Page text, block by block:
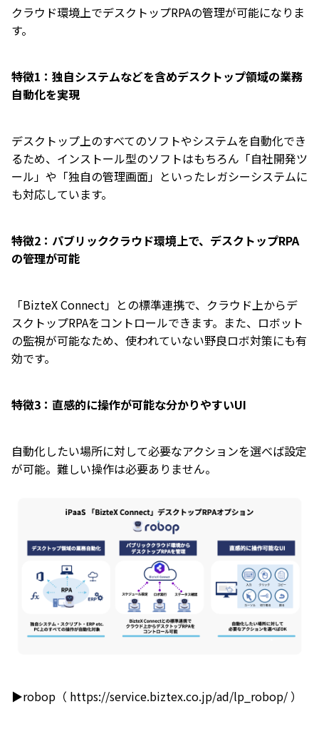
クラウド環境上でデスクトップRPAの管理が可能になりま
す。
特徴1：独自システムなどを含めデスクトップ領域の業務
自動化を実現
デスクトップ上のすべてのソフトやシステムを自動化でき
るため、インストール型のソフトはもちろん「自社開発ツ
ール」や「独自の管理画面」といったレガシーシステムに
も対応しています。
特徴2：パブリッククラウド環境上で、デスクトップRPA
の管理が可能
「BizteX Connect」との標準連携で、クラウド上からデ
スクトップRPAをコントロールできます。また、ロボット
の監視が可能なため、使われていない野良ロボ対策にも有
効です。
特徴3：直感的に操作が可能な分かりやすいUI
自動化したい場所に対して必要なアクションを選べば設定
が可能。難しい操作は必要ありません。
▶robop（ https://service.biztex.co.jp/ad/lp_robop/ ）